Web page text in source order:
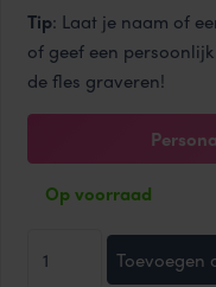
Tip: Laat je naam of
of geef een
de fles graveren!
Op voorraad
thermosflesToevoegen